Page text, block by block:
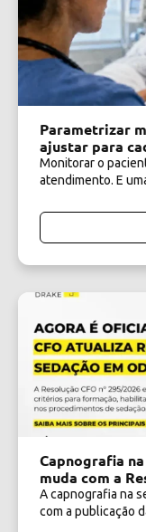
Parametrizar
ajustar para
Monitorar o
atendimento. E
Capnografia
muda com a
A capnografia na
com a publicação